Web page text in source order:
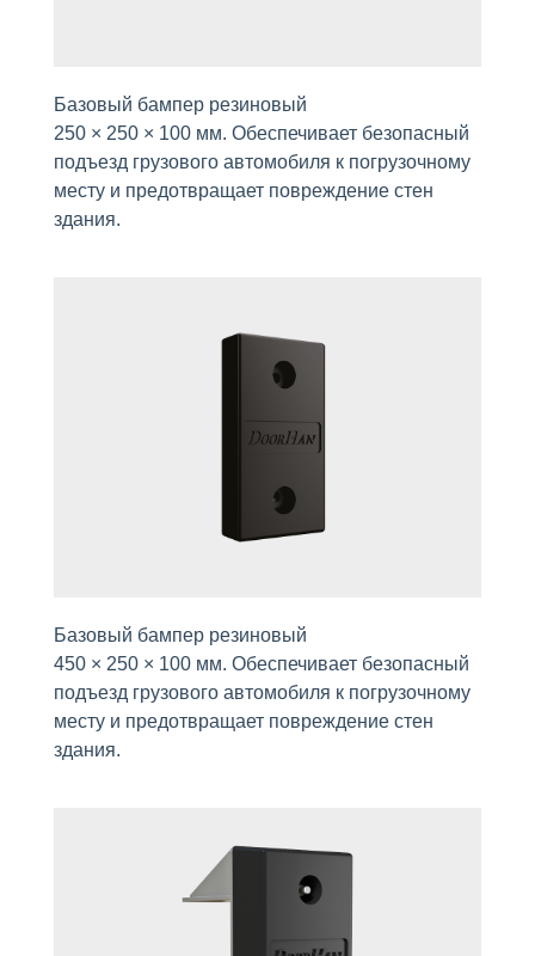
Базовый бампер резиновый
250 × 250 × 100 мм. Обеспечивает безопасный
подъезд грузового автомобиля к погрузочному
месту и предотвращает повреждение стен
здания.
Базовый бампер резиновый
450 × 250 × 100 мм. Обеспечивает безопасный
подъезд грузового автомобиля к погрузочному
месту и предотвращает повреждение стен
здания.